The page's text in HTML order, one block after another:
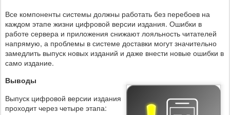
Все компоненты системы должны работать без перебоев на
каждом этапе жизни цифровой версии издания. Ошибки в
работе сервера и приложения снижают лояльность читателей
напрямую, а проблемы в системе доставки могут значительно
замедлить выпуск новых изданий и даже внести новые ошибки в
само издание.
Выводы
Выпуск цифровой версии издания
проходит через четыре этапа: